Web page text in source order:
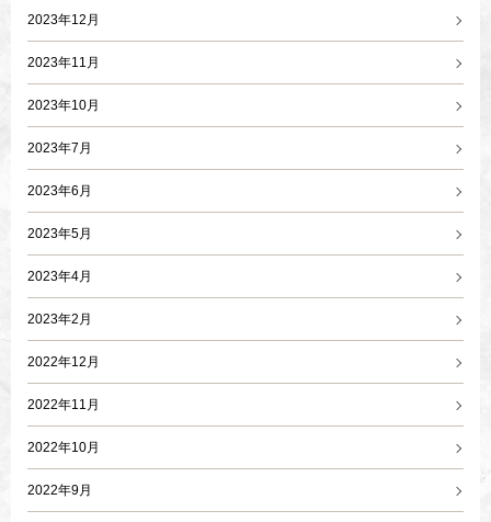
2023年12月
2023年11月
2023年10月
2023年7月
2023年6月
2023年5月
2023年4月
2023年2月
2022年12月
2022年11月
2022年10月
2022年9月